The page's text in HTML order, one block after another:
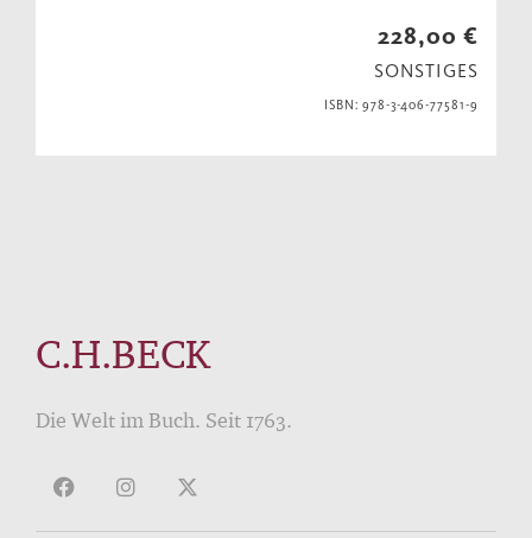
228,00 €
SONSTIGES
ISBN: 978-3-406-77581-9
C.H.BECK
Die Welt im Buch. Seit 1763.